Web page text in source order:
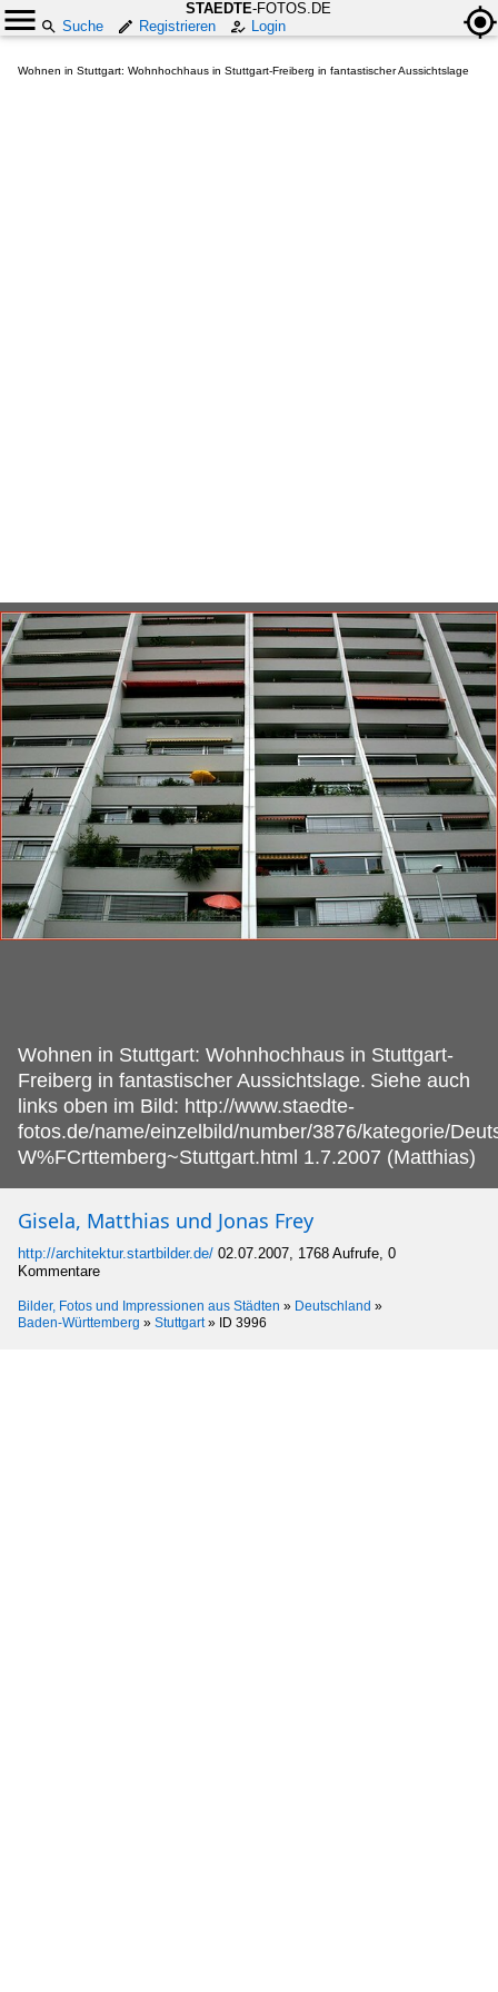
STAEDTE-FOTOS.DE
Suche
Registrieren Login
Wohnen in Stuttgart: Wohnhochhaus in Stuttgart-Freiberg in fantastischer Aussichtslage
Wohnen in Stuttgart: Wohnhochhaus in Stuttgart-
Freiberg in fantastischer Aussichtslage. Siehe auch
links oben im Bild: http://www.staedte-
fotos.de/name/einzelbild/number/3876/kategorie/
W%FCrttemberg~Stuttgart.html 1.7.2007 (Matthias)
Gisela, Matthias und Jonas Frey
http://architektur.startbilder.de/ 02.07.2007, 1768 Aufrufe, 0
Kommentare
Bilder, Fotos und Impressionen aus Städten » Deutschland »
Baden-Württemberg » Stuttgart» ID 3996